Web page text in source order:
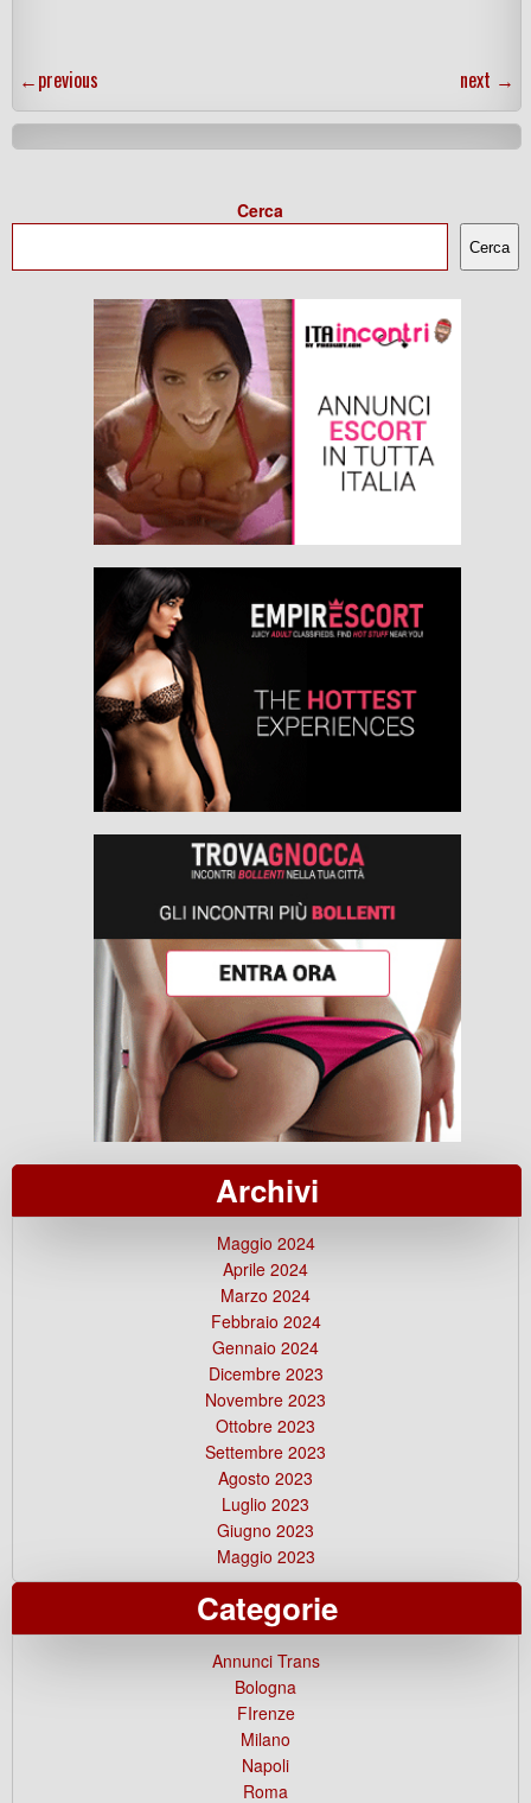
←previous next →
Cerca
Cerca
Archivi
Maggio 2024
Aprile 2024
Marzo 2024
Febbraio 2024
Gennaio 2024
Dicembre 2023
Novembre 2023
Ottobre 2023
Settembre 2023
Agosto 2023
Luglio 2023
Giugno 2023
Maggio 2023
Categorie
Annunci Trans
Bologna
FIrenze
Milano
Napoli
Roma